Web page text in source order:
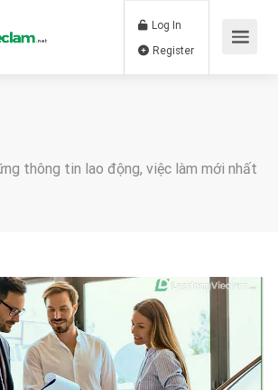
Log In
thông tin lao động, việc làm mới nhất